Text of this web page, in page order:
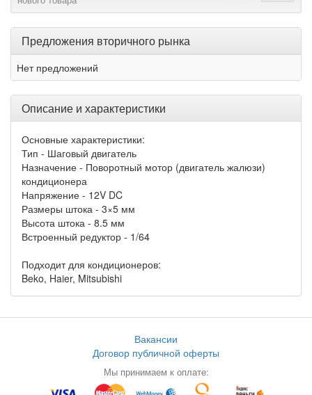
Предложения вторичного рынка
Нет предложений
Описание и характеристики
Основные характеристики:
Тип - Шаговый двигатель
Назначение - Поворотный мотор (двигатель жалюзи)
кондиционера
Напряжение - 12V DC
Размеры штока - 3×5 мм
Высота штока - 8.5 мм
Встроенный редуктор - 1/64
Подходит для кондиционеров:
Beko, Haier, Mitsubishi
Вакансии
Договор публичной оферты
Мы принимаем к оплате: